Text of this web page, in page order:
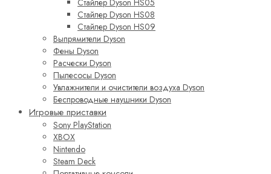
Стайлер Dyson HS05
Стайлер Dyson HS08
Стайлер Dyson HS09
Выпрямители Dyson
Фены Dyson
Расчески Dyson
Пылесосы Dyson
Увлажнители и очистители воздуха Dyson
Беспроводные наушники Dyson
Игровые приставки
Sony PlayStation
XBOX
Nintendo
Steam Deck